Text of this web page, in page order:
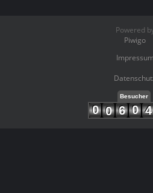
Powered
Piwigo
Impressum
Besucher
0 0 6 0 4